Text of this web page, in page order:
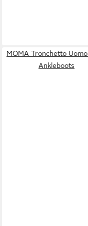
MOMA Tronchetto
Ankleboots